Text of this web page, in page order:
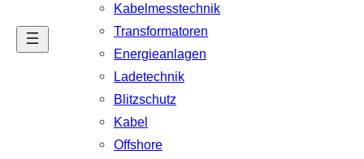
Kabelmesstechnik
Transformatoren
Energieanlagen
Ladetechnik
Blitzschutz
Kabel
Offshore